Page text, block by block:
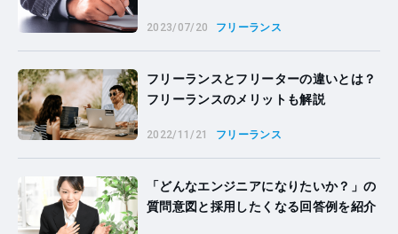
2023/07/20 フリーランス
フリーランスとフリーターの違いとは？
フリーランスのメリットも解説
2022/11/21 フリーランス
「どんなエンジニアになりたいか？」の
質問意図と採用したくなる回答例を紹介